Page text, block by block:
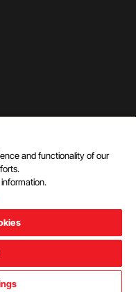
and functionality of our